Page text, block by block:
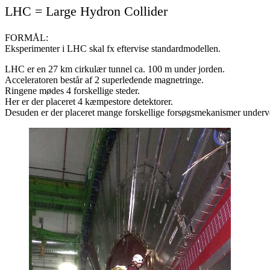
LHC = Large Hydron Collider
FORMÅL:
Eksperimenter i LHC skal fx eftervise standardmodellen.
LHC er en 27 km cirkulær tunnel ca. 100 m under jorden.
Acceleratoren består af 2 superledende magnetringe.
Ringene mødes 4 forskellige steder.
Her er der placeret 4 kæmpestore detektorer.
Desuden er der placeret mange forskellige forsøgsmekanismer